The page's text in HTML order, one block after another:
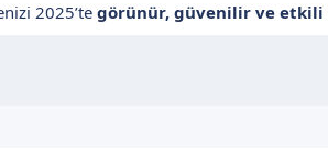
2025’te görünür, güvenilir ve etkili